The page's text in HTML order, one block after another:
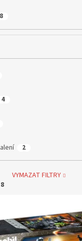
8
4
2
VYMAZAT FILTRY
8